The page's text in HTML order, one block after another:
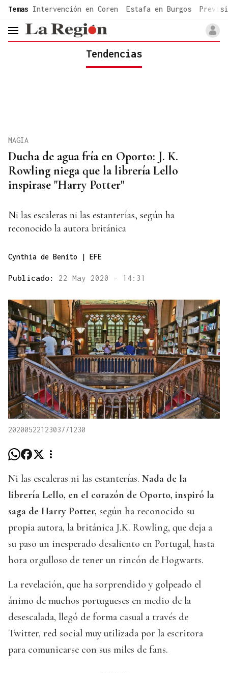
common.go-to-content
Temas Intervención en Coren Estafa en Burgos
header.menu.open
Tendencias
Ducha de agua fría en Oporto: J. K.
Rowling niega que la librería Lello
inspirase "Harry Potter"
MAGIA
Ni las escaleras ni las estanterías, según ha
reconocido la autora británica
Cynthia de Benito | EFE
Publicado: 22 May 2020 - 14:31
2020052212303771230
Ni las escaleras ni las estanterías. Nada de la
librería Lello, en el corazón de Oporto, inspiró la
saga de Harry Potter, según ha reconocido su
propia autora, la británica J.K. Rowling, que deja a
su paso un inesperado desaliento en Portugal, hasta
hora orgulloso de tener un rincón de Hogwarts.
La revelación, que ha sorprendido y golpeado el
ánimo de muchos portugueses en medio de la
desescalada, llegó de forma casual a través de
Twitter, red social muy utilizada por la escritora
para comunicarse con sus miles de fans.